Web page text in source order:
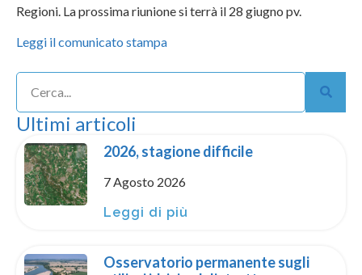
Regioni. La prossima riunione si terrà il 28 giugno pv.
Leggi il comunicato stampa
Ultimi articoli
2026, stagione difficile
7 Agosto 2026
Leggi di più
Osservatorio permanente sugli